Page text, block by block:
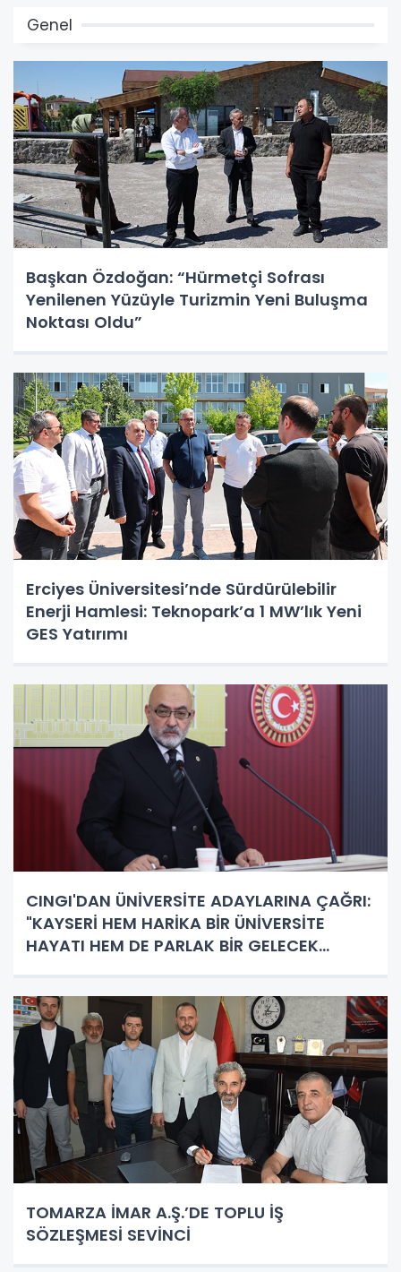
Genel
Başkan Özdoğan: “Hürmetçi Sofrası
Yenilenen Yüzüyle Turizmin Yeni Buluşma
Noktası Oldu”
Erciyes Üniversitesi’nde Sürdürülebilir
Enerji Hamlesi: Teknopark’a 1 MW’lık Yeni
GES Yatırımı
CINGI'DAN ÜNİVERSİTE ADAYLARINA ÇAĞRI:
"KAYSERİ HEM HARİKA BİR ÜNİVERSİTE
HAYATI HEM DE PARLAK BİR GELECEK
TOMARZA İMAR A.Ş.’DE TOPLU İŞ
SÖZLEŞMESİ SEVİNCİ